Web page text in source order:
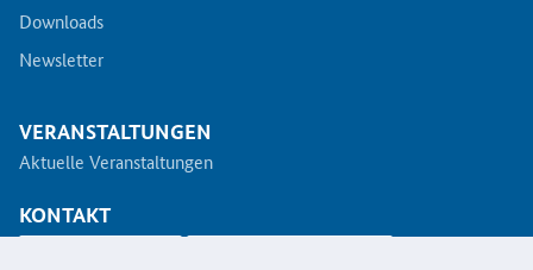
Downloads
Newsletter
VERANSTALTUNGEN
Aktuelle Veranstaltungen
KONTAKT